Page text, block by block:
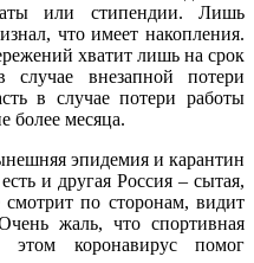
или стипендии. Лишь
что имеет накопления.
хватит лишь на срок
внезапной потери
в случае потери работы
более месяца.
эпидемия и карантин
и другая Россия – сытая,
смотрит по сторонам, видит
жаль, что спортивная
коронавирус помог